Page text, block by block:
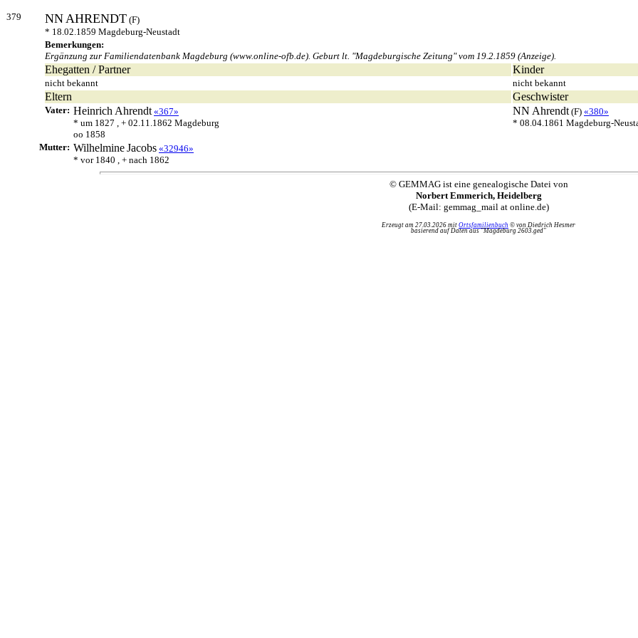
379 NNAHRENDT (F)
* 18.02.1859 Magdeburg-Neustadt
Bemerkungen:
Ergänzung zur Familiendatenbank Magdeburg (www.online-ofb.de). Geburt lt. "Magdeburgische Zeitung" vom 19.2.1859 (Anzeige).
Ehegatten / Partner Kinder
nicht bekannt nicht bekannt
Eltern Geschwister
Vater: Heinrich Ahrendt «367»
* um 1827 , + 02.11.1862 Magdeburg
oo 1858
NN Ahrendt(F) «380»
* 08.04.1861 Magdeburg-
Mutter: WilhelmineJacobs «32946»
* vor 1840 , + nach 1862
© GEMMAG ist eine genealogische Datei von
Norbert Emmerich, Heidelberg
(E-Mail: gemmag_mail at online.de)
Erzeugt am 27.03.2026 mit Ortsfamilienbuch © von Diedrich Hesmer
basierend auf Daten aus "Magdeburg 2603.ged"